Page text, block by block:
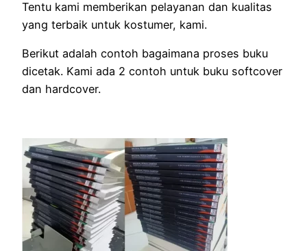
Tentu kami memberikan pelayanan dan kualitas
yang terbaik untuk kostumer, kami.
Berikut adalah contoh bagaimana proses buku
dicetak. Kami ada 2 contoh untuk buku softcover
dan hardcover.